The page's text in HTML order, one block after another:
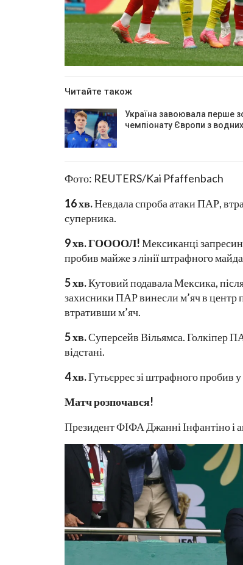
Читайте також
Україна завоювала перше
чемпіонату Європи з
Фото: REUTERS/Kai Pfaffenbach
16 хв.Невдала спроба атаки ПАР,
суперника.
9 хв. ГООООЛ!Мексиканці
пробив майже з лінії штрафного
5 хв.Кутовий подавала Мексика,
захисники ПАР винесли м’яч в центр
втративши м’яч.
5 хв.Суперсейв Вільямса. Голкіпер
відстані.
4 хв.Гутьєррес зі штрафного пробив у
Матч розпочався!
Президент ФІФА Джанні Інфантіно і